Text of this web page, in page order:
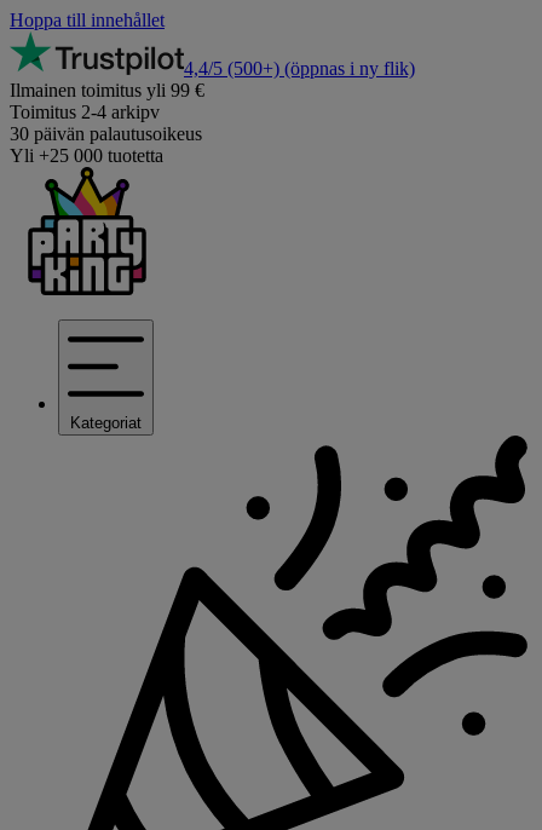
Hoppa till innehållet
4,4/5 (500+) (öppnas i ny flik)
Ilmainen toimitus yli 99 €
Toimitus 2-4 arkipv
30 päivän palautusoikeus
Yli +25 000 tuotetta
Kategoriat